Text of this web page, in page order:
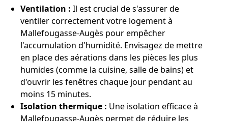
Ventilation : Il est crucial de s'assurer de
ventiler correctement votre logement à
Mallefougasse-Augès pour empêcher
l'accumulation d'humidité. Envisagez de mettre
en place des aérations dans les pièces les plus
humides (comme la cuisine, salle de bains) et
d'ouvrir les fenêtres chaque jour pendant au
moins 15 minutes.
Isolation thermique : Une isolation efficace à
Mallefougasse-Augès permet de réduire les